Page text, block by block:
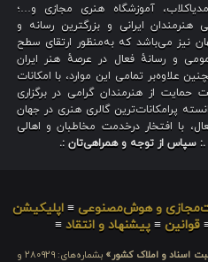
آموزشگاه هنری مجازی و…؛
هنرمندان ایرانی و بزرگترین رسانه و
نیز می‌باشد که به‌منظور ارتقای سطح
و رسانهٔ فعال در عرصهٔ هنر ایران
علاوه‌بر تمامی این موارد، با امکانات
از هنرمندان گرامی در برگزاری
پرامکانات‌ترین گالری هنری در جهان
با افتخار درخدمت مخاطبان و اهالی
.: سپاس از توجه و همراهی‌تان :.
و هوش‌مصنوعی ≡ اپلیکیشن
قوانین ≡پیشنهاد و انتقاد ≡
اسناد و املاک کشور» بشماره‌های: ۲۸۰۹۲۹ و